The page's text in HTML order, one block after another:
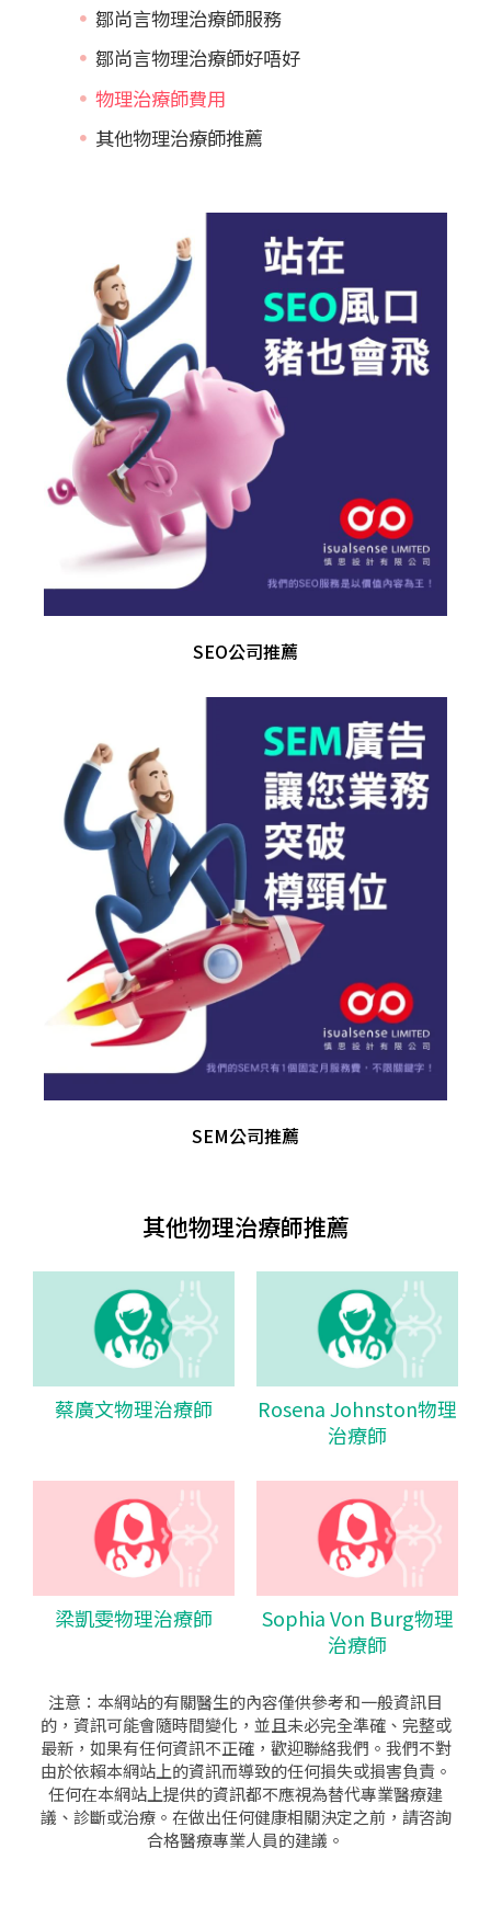
鄒尚言物理治療師服務
鄒尚言物理治療師好唔好
物理治療師費用
其他物理治療師推薦
SEO公司推薦
SEM公司推薦
其他物理治療師推薦
蔡廣文物理治療師
Rosena Johnston物理
治療師
梁凱雯物理治療師
Sophia Von Burg物理
治療師
注意：本網站的有關醫生的內容僅供參考和一般資訊目
的，資訊可能會隨時間變化，並且未必完全準確、完整或
最新，如果有任何資訊不正確，歡迎聯絡我們。我們不對
由於依賴本網站上的資訊而導致的任何損失或損害負責。
任何在本網站上提供的資訊都不應視為替代專業醫療建
議、診斷或治療。在做出任何健康相關決定之前，請咨詢
合格醫療專業人員的建議。